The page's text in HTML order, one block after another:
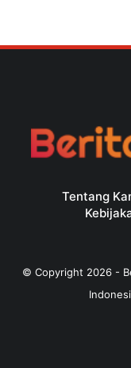
Tentang
© Copyright 2026-